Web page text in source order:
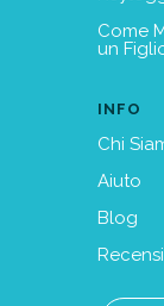
Come
un
INFO
Chi
Aiuto
Blog